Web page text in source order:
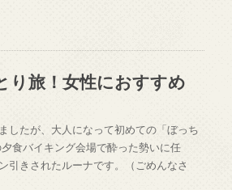
り旅！女性におすすめ
したが、大人になって初めての「ぼっち
食バイキング会場で酔った勢いに任
引きされたルーナです。（ごめんなさ